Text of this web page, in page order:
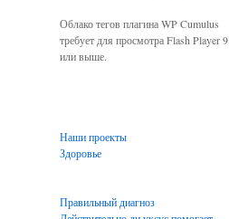
Облако тегов плагина WP Cumulus
требует для просмотра Flash Player 9
или выше.
Наши проекты
Здоровье
Правильный диагноз